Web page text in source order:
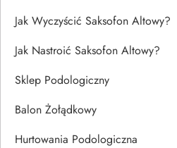
Jak Wyczyścić Saksofon Altowy?
Jak Nastroić Saksofon Altowy?
Sklep Podologiczny
Balon Żołądkowy
Hurtowania Podologiczna